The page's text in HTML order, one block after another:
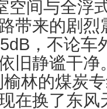
空间与全浮
带来的剧烈
，不论车
旧静谧干净
林的煤炭
在换了东风